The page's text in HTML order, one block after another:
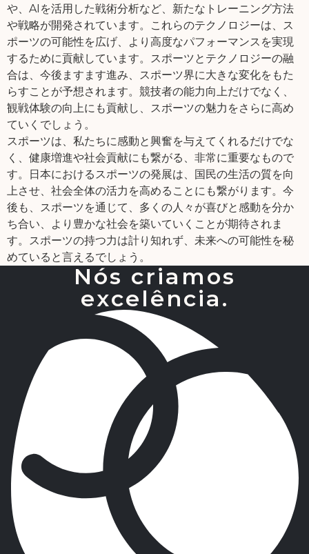
や、AIを活用した戦術分析など、新たなトレーニング方法
や戦略が開発されています。これらのテクノロジーは、ス
ポーツの可能性を広げ、より高度なパフォーマンスを実現
するために貢献しています。スポーツとテクノロジーの融
合は、今後ますます進み、スポーツ界に大きな変化をもた
らすことが予想されます。競技者の能力向上だけでなく、
観戦体験の向上にも貢献し、スポーツの魅力をさらに高め
ていくでしょう。
スポーツは、私たちに感動と興奮を与えてくれるだけでな
く、健康増進や社会貢献にも繋がる、非常に重要なもので
す。日本におけるスポーツの発展は、国民の生活の質を向
上させ、社会全体の活力を高めることにも繋がります。今
後も、スポーツを通じて、多くの人々が喜びと感動を分か
ち合い、より豊かな社会を築いていくことが期待されま
す。スポーツの持つ力は計り知れず、未来への可能性を秘
めていると言えるでしょう。
Nós criamos
excelência.